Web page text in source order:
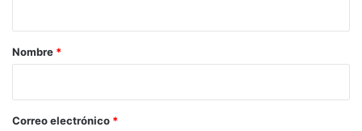
r
*
Nombre *
Correo electrónico *